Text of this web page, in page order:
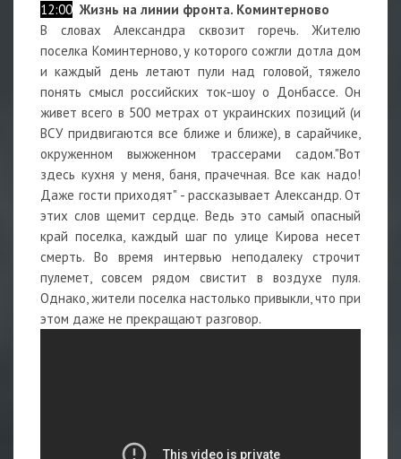
12:00 Жизнь на линии фронта. Коминтерново
В словах Александра сквозит горечь. Жителю
поселка Коминтерново, у которого сожгли дотла дом
и каждый день летают пули над головой, тяжело
понять смысл российских ток-шоу о Донбассе. Он
живет всего в 500 метрах от украинских позиций (и
ВСУ придвигаются все ближе и ближе), в сарайчике,
окруженном выжженном трассерами садом."Вот
здесь кухня у меня, баня, прачечная. Все как надо!
Даже гости приходят" - рассказывает Александр. От
этих слов щемит сердце. Ведь это самый опасный
край поселка, каждый шаг по улице Кирова несет
смерть. Во время интервью неподалеку строчит
пулемет, совсем рядом свистит в воздухе пуля.
Однако, жители поселка настолько привыкли, что при
этом даже не прекращают разговор.